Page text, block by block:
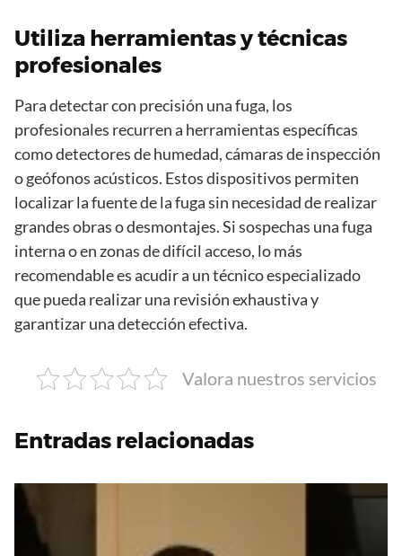
Utiliza herramientas y técnicas
profesionales
Para detectar con precisión una fuga, los
profesionales recurren a herramientas específicas
como detectores de humedad, cámaras de inspección
o geófonos acústicos. Estos dispositivos permiten
localizar la fuente de la fuga sin necesidad de realizar
grandes obras o desmontajes. Si sospechas una fuga
interna o en zonas de difícil acceso, lo más
recomendable es acudir a un técnico especializado
que pueda realizar una revisión exhaustiva y
garantizar una detección efectiva.
Valora nuestros servicios
Entradas relacionadas